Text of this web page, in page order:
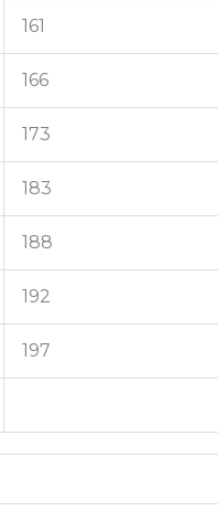
161
166
173
183
188
192
197